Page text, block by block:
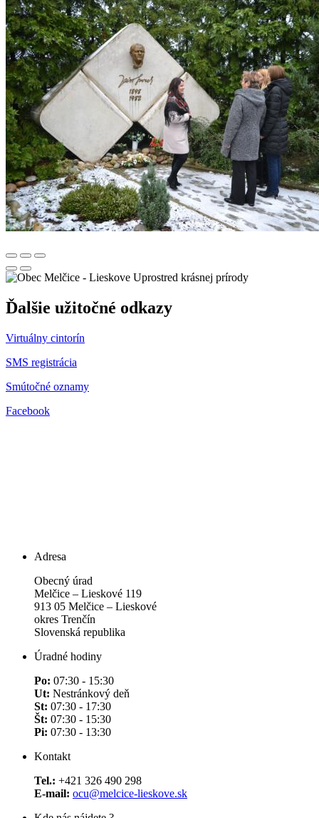
Uprostred krásnej prírody
Ďalšie užitočné odkazy
Virtuálny cintorín
SMS registrácia
Smútočné oznamy
Facebook
Adresa
Obecný úrad
Melčice – Lieskové 119
913 05 Melčice – Lieskové
okres Trenčín
Slovenská republika
Úradné hodiny
Po: 07:30 - 15:30
Ut: Nestránkový deň
St: 07:30 - 17:30
Št: 07:30 - 15:30
Pi: 07:30 - 13:30
Kontakt
Tel.: +421 326 490 298
E-mail: ocu@melcice-lieskove.sk